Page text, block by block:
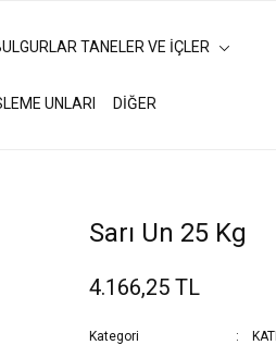
TANELER VE İÇLER
UNLARI DİĞER
Sarı Un 25 Kg
4.166,25 TL
Kategori